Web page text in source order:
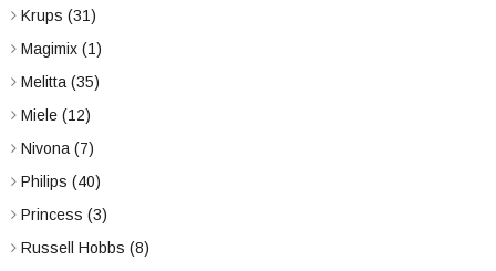
Krups (31)
Magimix (1)
Melitta (35)
Miele (12)
Nivona (7)
Philips (40)
Princess (3)
Russell Hobbs (8)